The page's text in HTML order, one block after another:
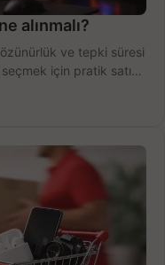
alınmalı?
ve tepki süresi
için pratik satın